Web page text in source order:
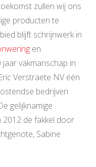
zullen wij ons
producten te
blijft schrijnwerk in
en
vakmanschap in
Verstraete NV één
bedrijven
gelijknamige
2012 de fakkel door
Sabine